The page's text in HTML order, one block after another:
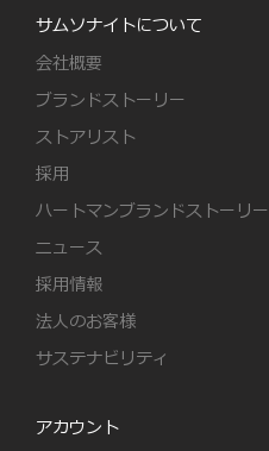
サムソナイトについて
会社概要
ブランドストーリー
ストアリスト
採用
ハートマンブランドストーリー
ニュース
採用情報
法人のお客様
サステナビリティ
アカウント